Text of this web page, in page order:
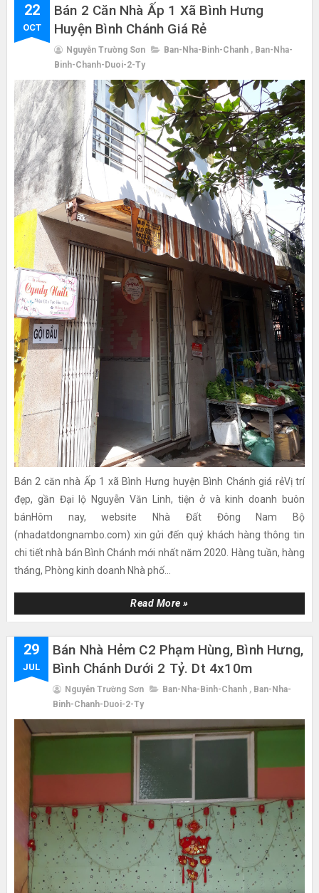
22
OCT
Bán 2 Căn Nhà Ấp 1 Xã Bình Hưng
Huyện Bình Chánh Giá Rẻ
Nguyễn Trường Sơn Ban-Nha-Binh-Chanh , Ban-Nha-
Binh-Chanh-Duoi-2-Ty
Bán 2 căn nhà Ấp 1 xã Bình Hưng huyện Bình Chánh giá rẻVị trí
đẹp, gần Đại lộ Nguyễn Văn Linh, tiện ở và kinh doanh buôn
bánHôm nay, website Nhà Đất Đông Nam Bộ
(nhadatdongnambo.com) xin gửi đến quý khách hàng thông tin
chi tiết nhà bán Bình Chánh mới nhất năm 2020. Hàng tuần, hàng
tháng, Phòng kinh doanh Nhà phố...
Read More »
29
JUL
Bán Nhà Hẻm C2 Phạm Hùng, Bình Hưng,
Bình Chánh Dưới 2 Tỷ. Dt 4x10m
Nguyễn Trường Sơn Ban-Nha-Binh-Chanh , Ban-Nha-
Binh-Chanh-Duoi-2-Ty